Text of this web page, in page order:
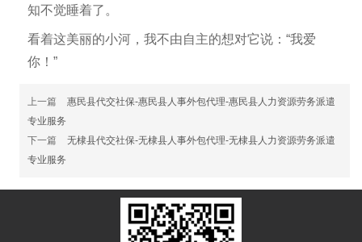
知不觉睡着了。
看着这美丽的小河，我不由自主的想对它说：“我爱
你！”
上一篇
惠民县代交社保-惠民县人事外包代理-惠民县人力资源劳务派遣
专业服务
下一篇
无棣县代交社保-无棣县人事外包代理-无棣县人力资源劳务派遣
专业服务